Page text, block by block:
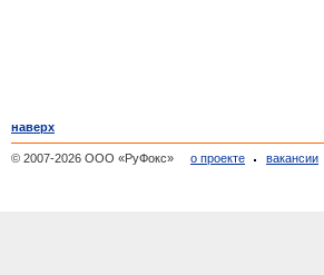
наверх
© 2007-2026 ООО «РуФокс» о проекте вакансии